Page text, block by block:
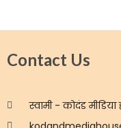
Contact Us
स्वामी - कोदंड